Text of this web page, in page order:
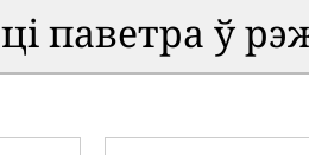
паветра ў